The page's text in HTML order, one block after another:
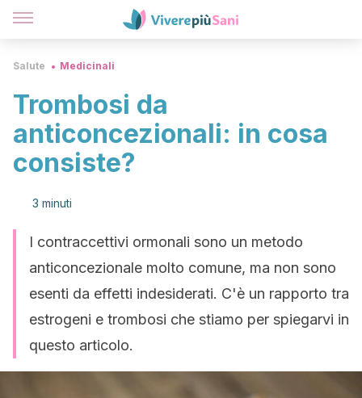
Salute Medicinali
Trombosi da
anticoncezionali: in cosa
consiste?
3 minuti
I contraccettivi ormonali sono un metodo
anticoncezionale molto comune, ma non sono
esenti da effetti indesiderati. C'è un rapporto tra
estrogeni e trombosi che stiamo per spiegarvi in
questo articolo.